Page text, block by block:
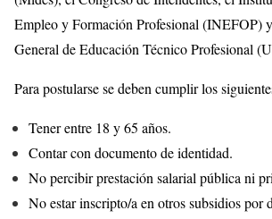
Empleo y Formación Profesional (INEFOP)
General de Educación Técnico Profesional
Para postularse se deben cumplir los
Tener entre 18 y 65 años.
Contar con documento de identidad.
No percibir prestación salarial pública ni
No estar inscripto/a en otros subsidios por